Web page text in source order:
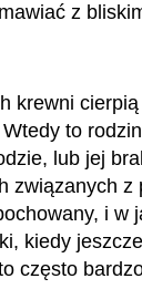
z
krewni
to
lub jej
związanych z
i w
kiedy
często